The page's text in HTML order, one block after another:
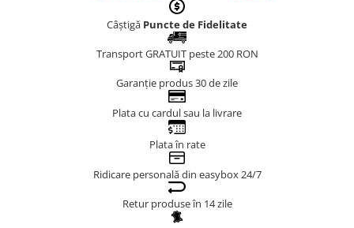
Câștigă Puncte de Fidelitate
Transport GRATUIT peste 200 RON
Garanție produs 30 de zile
Plata cu cardul sau la livrare
Plata în rate
Ridicare personală din easybox 24/7
Retur produse în 14 zile